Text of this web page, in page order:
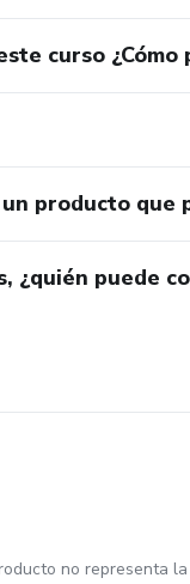
curso ¿Cómo
producto que
¿quién puede
no representa